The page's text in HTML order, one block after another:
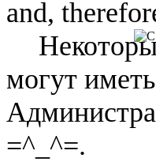
and,
могут
=^_^=.